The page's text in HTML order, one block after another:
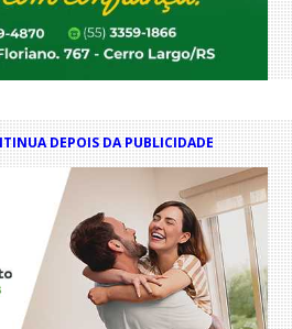
DEPOIS DA PUBLICIDADE